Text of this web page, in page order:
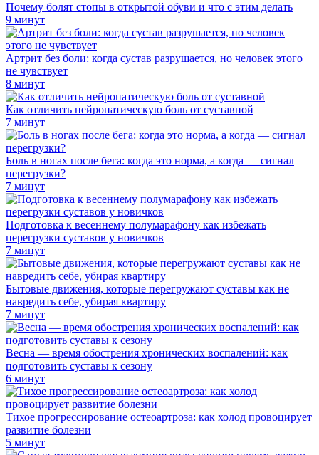
Почему болят стопы в открытой обуви и что с этим делать
9 минут
Артрит без боли: когда сустав разрушается, но человек этого
не чувствует
8 минут
Как отличить нейропатическую боль от суставной
7 минут
Боль в ногах после бега: когда это норма, а когда — сигнал
перегрузки?
7 минут
Подготовка к весеннему полумарафону как избежать
перегрузки суставов у новичков
7 минут
Бытовые движения, которые перегружают суставы как не
навредить себе, убирая квартиру
7 минут
Весна — время обострения хронических воспалений: как
подготовить суставы к сезону
6 минут
Тихое прогрессирование остеоартроза: как холод провоцирует
развитие болезни
5 минут